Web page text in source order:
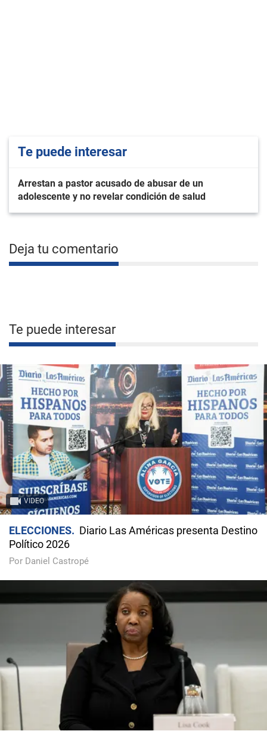
Te puede interesar
Arrestan a pastor acusado de abusar de un
adolescente y no revelar condición de salud
Deja tu comentario
Te puede interesar
VIDEO
ELECCIONES
Diario Las Américas presenta Destino
Político 2026
Por Daniel Castropé